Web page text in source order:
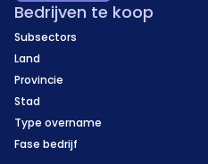
Bedrijven te koop
Subsectors
Land
Provincie
Stad
Type overname
Fase bedrijf